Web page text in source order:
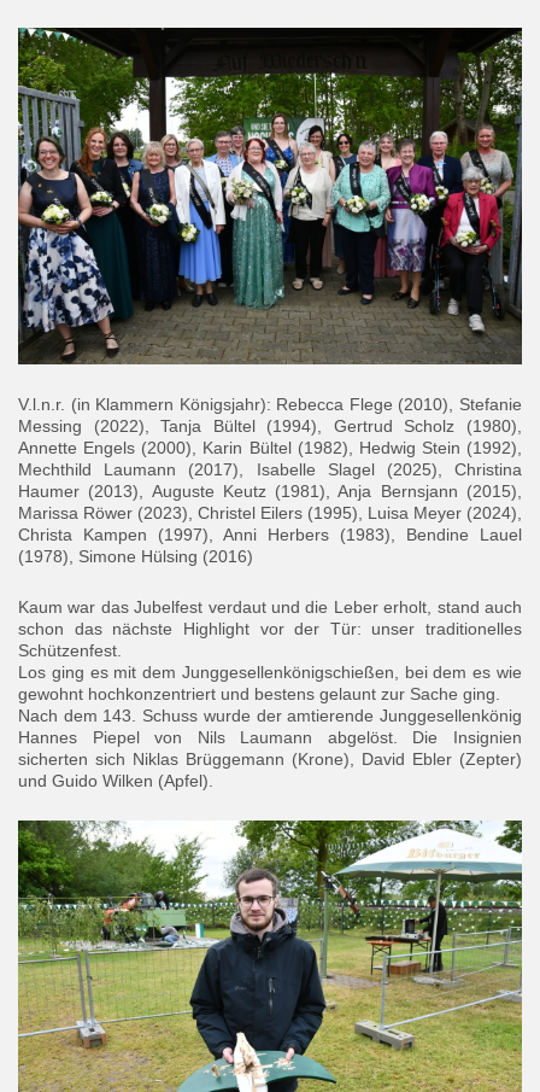
V.l.n.r. (in Klammern Königsjahr): Rebecca Flege (2010), Stefanie
Messing (2022), Tanja Bültel (1994), Gertrud Scholz (1980),
Annette Engels (2000), Karin Bültel (1982), Hedwig Stein (1992),
Mechthild Laumann (2017), Isabelle Slagel (2025), Christina
Haumer (2013), Auguste Keutz (1981), Anja Bernsjann (2015),
Marissa Röwer (2023), Christel Eilers (1995), Luisa Meyer (2024),
Christa Kampen (1997), Anni Herbers (1983), Bendine Lauel
(1978), Simone Hülsing (2016)
Kaum war das Jubelfest verdaut und die Leber erholt, stand auch
schon das nächste Highlight vor der Tür: unser traditionelles
Schützenfest.
Los ging es mit dem Junggesellenkönigschießen, bei dem es wie
gewohnt hochkonzentriert und bestens gelaunt zur Sache ging.
Nach dem 143. Schuss wurde der amtierende Junggesellenkönig
Hannes Piepel von Nils Laumann abgelöst. Die Insignien
sicherten sich Niklas Brüggemann (Krone), David Ebler (Zepter)
und Guido Wilken (Apfel).